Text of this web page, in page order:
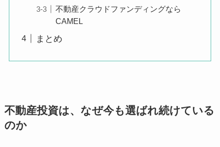
不動産クラウドファンディングなら
CAMEL
まとめ
不動産投資は、なぜ今も選ばれ続けている
のか